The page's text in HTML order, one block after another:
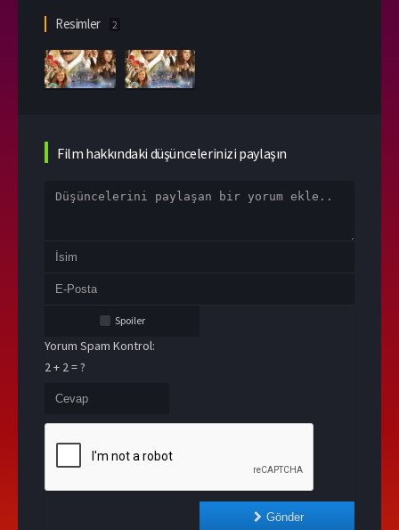
Resimler 2
Film hakkındaki düşüncelerinizi paylaşın
Spoiler
Yorum Spam Kontrol:
2 + 2 = ?
Gönder